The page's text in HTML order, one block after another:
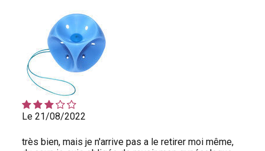
Le 21/08/2022
très bien, mais je n'arrive pas a le retirer moi même,